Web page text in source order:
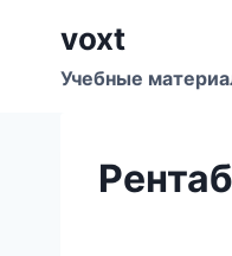
содержимому
voxt
Учебные